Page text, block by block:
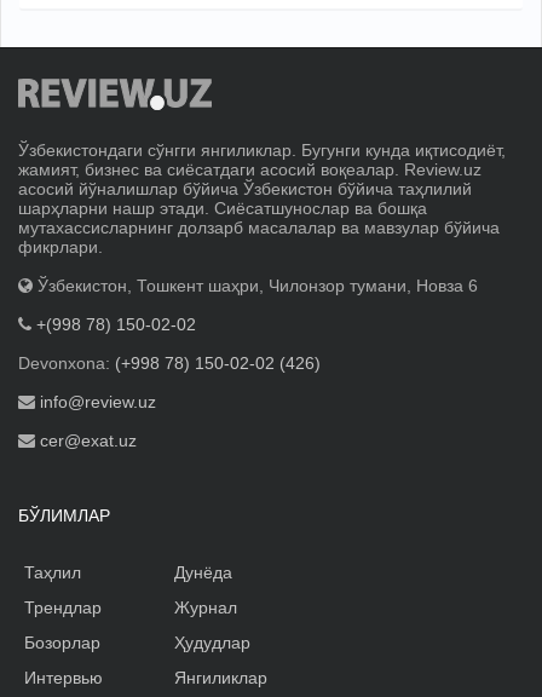
Ўзбекистондаги сўнгги янгиликлар. Бугунги кунда иқтисодиёт,
жамият, бизнес ва сиёсатдаги асосий воқеалар. Review.uz
асосий йўналишлар бўйича Ўзбекистон бўйича таҳлилий
шарҳларни нашр этади. Сиёсатшунослар ва бошқа
мутахассисларнинг долзарб масалалар ва мавзулар бўйича
фикрлари.
Ўзбекистон, Тошкент шаҳри, Чилонзор тумани, Новза 6
+(998 78) 150-02-02
Devonxona: (+998 78) 150-02-02 (426)
info@review.uz
cer@exat.uz
БЎЛИМЛАР
Таҳлил
Трендлар
Бозорлар
Интервью
Дунёда
Журнал
Ҳудудлар
Янгиликлар